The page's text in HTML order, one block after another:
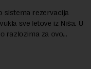
sistema rezervacija
sve letove iz Niša. U
razlozima za ovo